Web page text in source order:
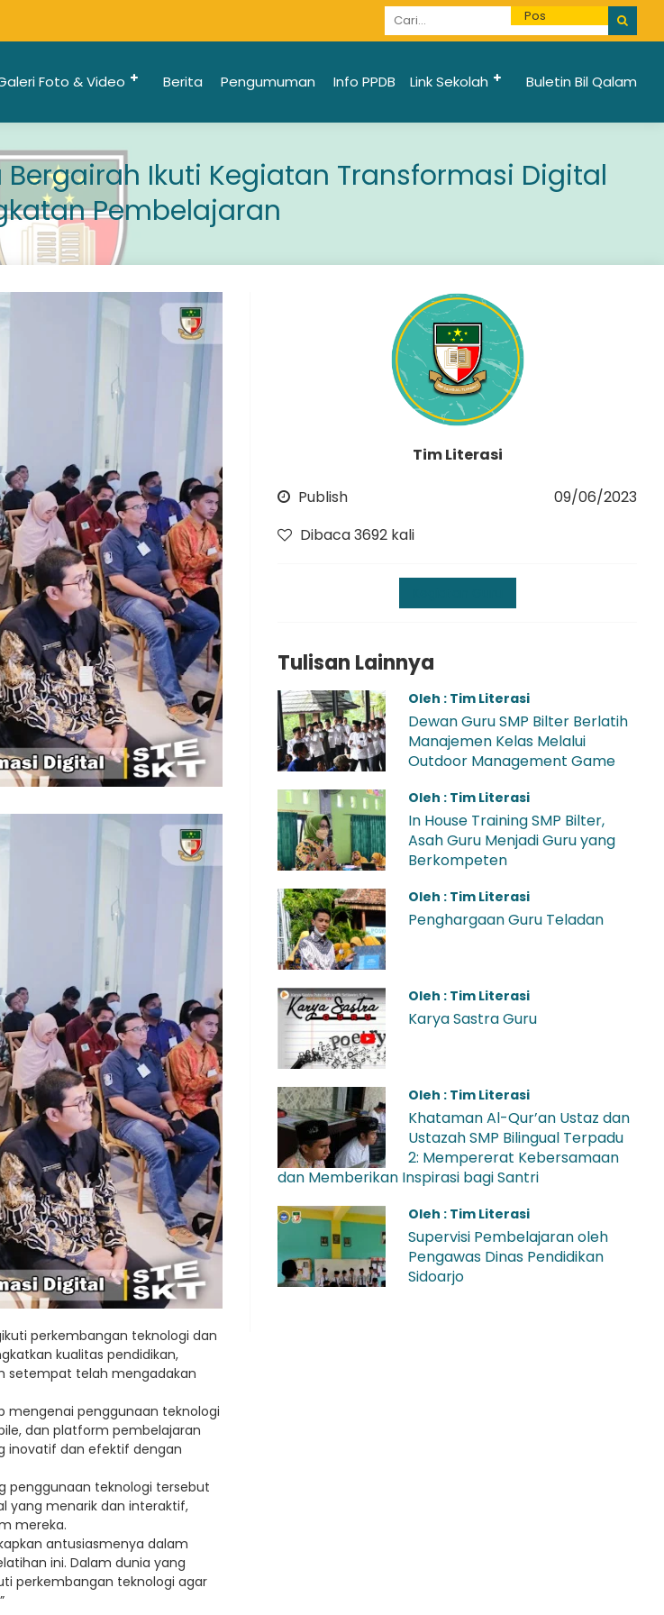
Informasi Penerimaan Santri Baru 2025/2026
Foto & Video Berita Pengumuman Info PPDB Link Sekolah Buletin Bil Qalam
Ikuti Kegiatan Transformasi Digital
Pembelajaran
perkembangan teknologi dan
kualitas pendidikan,
setempat telah mengadakan
mengenai penggunaan teknologi
dan platform pembelajaran
inovatif dan efektif dengan
penggunaan teknologi tersebut
yang menarik dan interaktif,
mereka.
antusiasmenya dalam
ini. Dalam dunia yang
perkembangan teknologi agar
Tim Literasi
Publish
09/06/2023
Dibaca 3692 kali
Tulisan Lainnya
Oleh : Tim Literasi
Dewan Guru SMP Bilter Berlatih
Manajemen Kelas Melalui
Outdoor Management Game
Oleh : Tim Literasi
In House Training SMP Bilter,
Asah Guru Menjadi Guru yang
Berkompeten
Oleh : Tim Literasi
Penghargaan Guru Teladan
Oleh : Tim Literasi
Karya Sastra Guru
Oleh : Tim Literasi
Khataman Al-Qur’an Ustaz dan
Ustazah SMP Bilingual Terpadu
2: Mempererat Kebersamaan
dan Memberikan Inspirasi bagi Santri
Oleh : Tim Literasi
Supervisi Pembelajaran oleh
Pengawas Dinas Pendidikan
Sidoarjo